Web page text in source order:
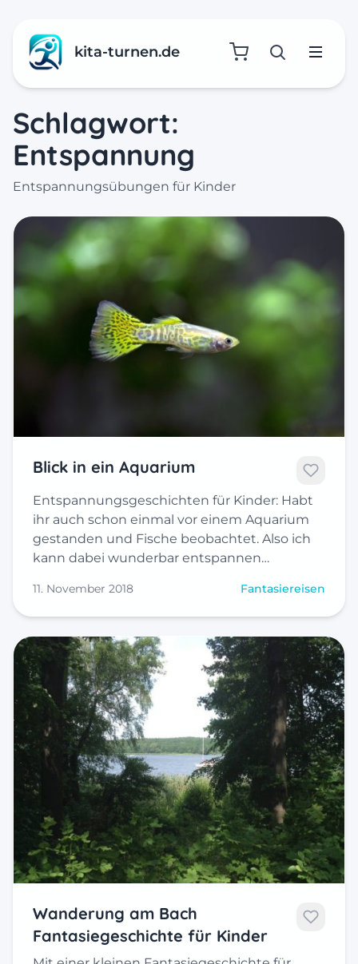
kita-turnen.de SucheMenü
Schlagwort:
Entspannung
Entspannungsübungen für Kinder
Blick in ein Aquarium
Entspannungsgeschichten für Kinder: Habt
ihr auch schon einmal vor einem Aquarium
gestanden und Fische beobachtet. Also ich
kann dabei wunderbar entspannen…
11. November 2018 Fantasiereisen
Wanderung am Bach
Fantasiegeschichte für Kinder